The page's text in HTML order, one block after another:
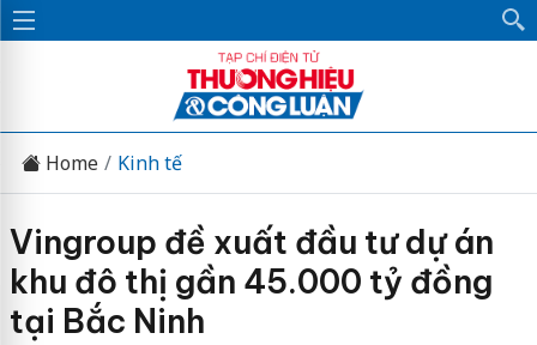
Home Kinh tế
Vingroup đề xuất đầu tư dự án
khu đô thị gần 45.000 tỷ đồng
tại Bắc Ninh